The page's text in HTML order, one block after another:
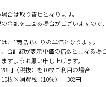
合は取り寄せとなります。
金額を上回る場合がございますので
、1商品あたりの単価となります。
合計額が表示単価の倍数と異なる場
すようお願い申し上げます。
円（税抜）を10枚ご利用の場合
枚×消費税（10％）＝308円